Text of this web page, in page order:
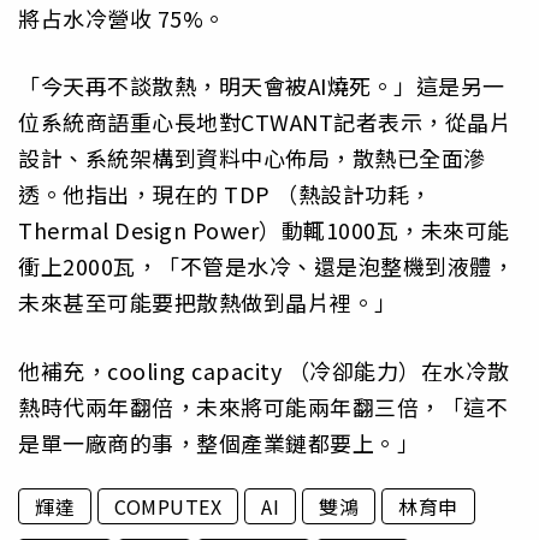
將占水冷營收 75%。
「今天再不談散熱，明天會被AI燒死。」這是另一
位系統商語重心長地對CTWANT記者表示，從晶片
設計、系統架構到資料中心佈局，散熱已全面滲
透。他指出，現在的 TDP （熱設計功耗，
Thermal Design Power）動輒1000瓦，未來可能
衝上2000瓦，「不管是水冷、還是泡整機到液體，
未來甚至可能要把散熱做到晶片裡。」
他補充，cooling capacity （冷卻能力）在水冷散
熱時代兩年翻倍，未來將可能兩年翻三倍，「這不
是單一廠商的事，整個產業鏈都要上。」
輝達 COMPUTEX AI 雙鴻
林育申